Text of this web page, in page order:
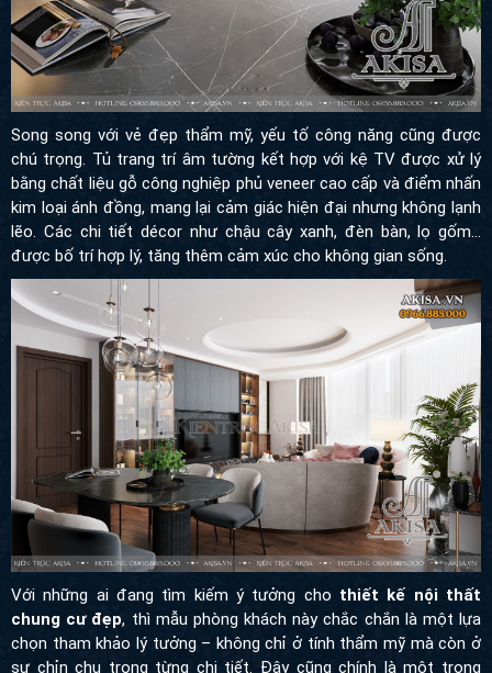
Song song với vẻ đẹp thẩm mỹ, yếu tố công năng cũng được
chú trọng. Tủ trang trí âm tường kết hợp với kệ TV được xử lý
bằng chất liệu gỗ công nghiệp phủ veneer cao cấp và điểm nhấn
kim loại ánh đồng, mang lại cảm giác hiện đại nhưng không lạnh
lẽo. Các chi tiết décor như chậu cây xanh, đèn bàn, lọ gốm…
được bố trí hợp lý, tăng thêm cảm xúc cho không gian sống.
Với những ai đang tìm kiếm ý tưởng cho thiết kế nội thất
chung cư đẹp, thì mẫu phòng khách này chắc chắn là một lựa
chọn tham khảo lý tưởng – không chỉ ở tính thẩm mỹ mà còn ở
sự chỉn chu trong từng chi tiết. Đây cũng chính là một trong